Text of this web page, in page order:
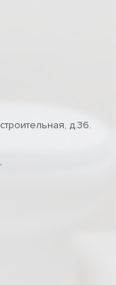
д.36.